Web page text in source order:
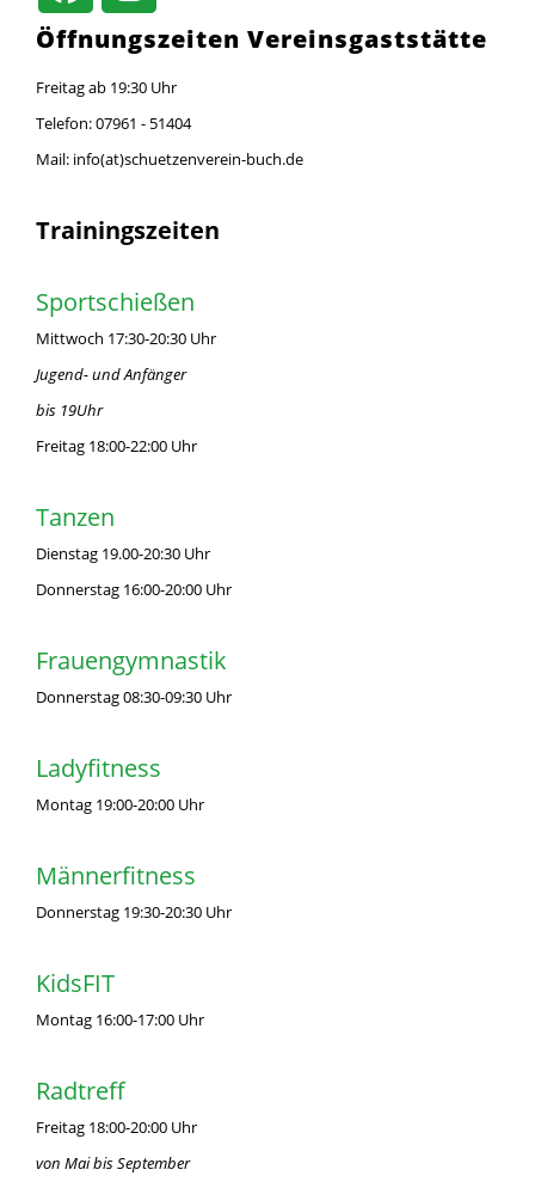
Öffnungszeiten Vereinsgaststätte
Freitag ab 19:30 Uhr
Telefon: 07961 - 51404
Mail: info(at)schuetzenverein-buch.de
Trainingszeiten
Sportschießen
Mittwoch 17:30-20:30 Uhr
Jugend- und Anfänger
bis 19Uhr
Freitag 18:00-22:00 Uhr
Tanzen
Dienstag 19.00-20:30 Uhr
Donnerstag 16:00-20:00 Uhr
Frauengymnastik
Donnerstag 08:30-09:30 Uhr
Ladyfitness
Montag 19:00-20:00 Uhr
Männerfitness
Donnerstag 19:30-20:30 Uhr
KidsFIT
Montag 16:00-17:00 Uhr
Radtreff
Freitag 18:00-20:00 Uhr
von Mai bis September